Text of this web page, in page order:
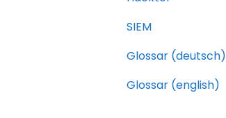
SIEM
Glossar (deutsch)
Glossar (english)